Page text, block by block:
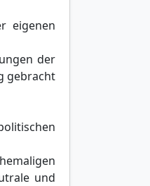
eigenen
der
gebracht
und